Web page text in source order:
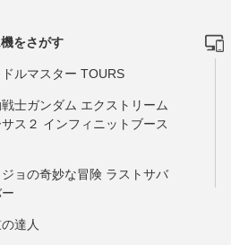
をさがす
ルマスター TOURS
士ガンダム エクストリーム
ス２ インフィニットブース
ョの奇妙な冒険 ラストサバ
達人